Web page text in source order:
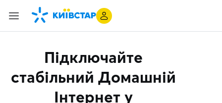
Підключайте
стабільний Домашній
Інтернет у